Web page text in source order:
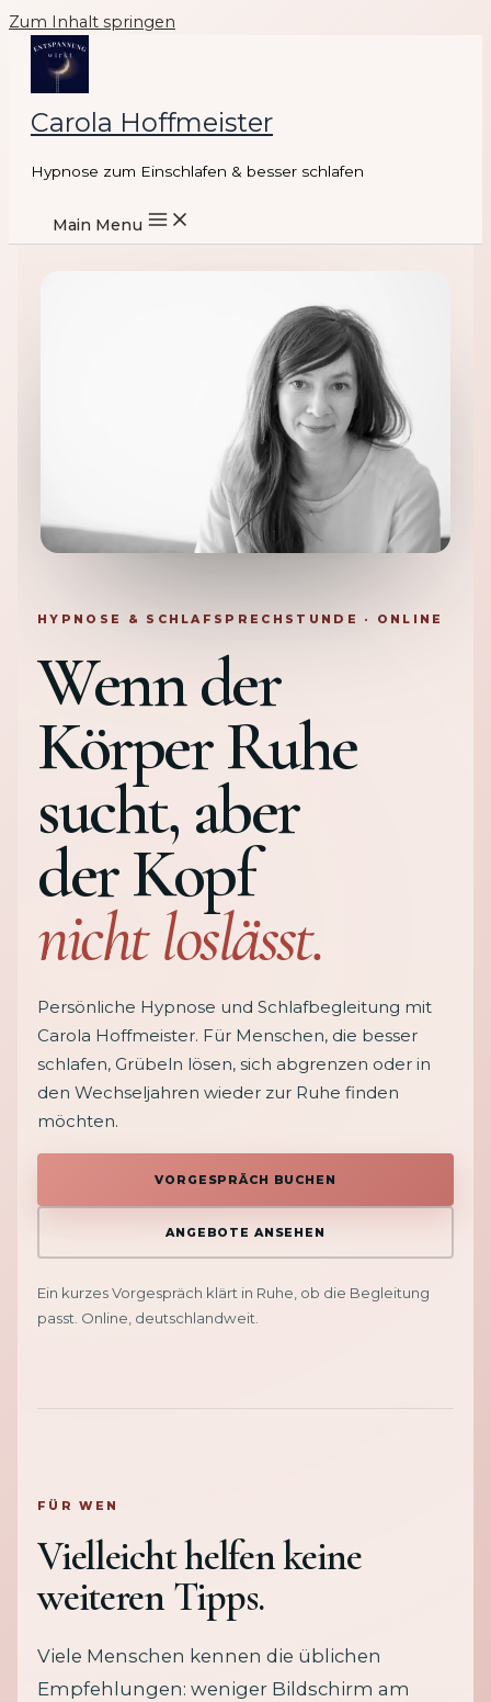
Zum Inhalt springen
Carola Hoffmeister
Hypnose zum Einschlafen & besser schlafen
Main Menu
HYPNOSE & SCHLAFSPRECHSTUNDE · ONLINE
Wenn der
Körper Ruhe
sucht, aber
der Kopf
nicht loslässt.
Persönliche Hypnose und Schlafbegleitung mit
Carola Hoffmeister. Für Menschen, die besser
schlafen, Grübeln lösen, sich abgrenzen oder in
den Wechseljahren wieder zur Ruhe finden
möchten.
VORGESPRÄCH BUCHEN
ANGEBOTE ANSEHEN
Ein kurzes Vorgespräch klärt in Ruhe, ob die Begleitung
passt. Online, deutschlandweit.
FÜR WEN
Vielleicht helfen keine
weiteren Tipps.
Viele Menschen kennen die üblichen
Empfehlungen: weniger Bildschirm am